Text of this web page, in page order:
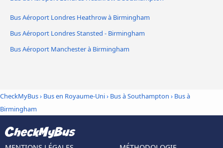
Bus Aéroport Londres Heathrow à Birmingham
Bus Aéroport Londres Stansted - Birmingham
Bus Aéroport Manchester à Birmingham
CheckMyBus› Bus en Royaume-Uni› Bus à Southampton › Bus à
Birmingham